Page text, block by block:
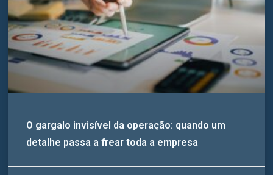
O gargalo invisível da operação: quando um
detalhe passa a frear toda a empresa